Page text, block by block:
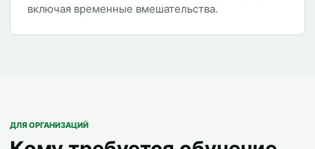
включая временные вмешательства.
ДЛЯ ОРГАНИЗАЦИЙ